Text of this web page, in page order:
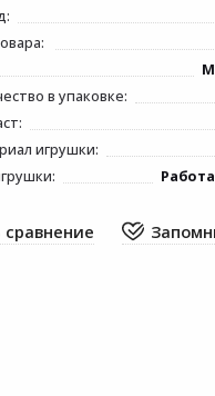
в упаковке:
игрушки: